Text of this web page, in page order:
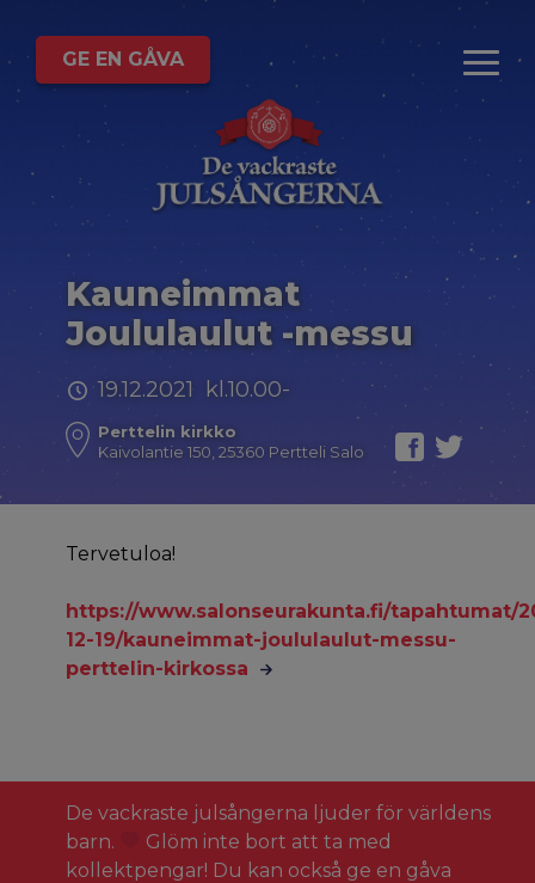
GE EN GÅVA
Kauneimmat
Joululaulut -messu
19.12.2021 kl.10.00-
Perttelin kirkko
Kaivolantie 150, 25360 Pertteli Salo
Tervetuloa!
https://www.salonseurakunta.fi/tapahtumat/
12-19/kauneimmat-joululaulut-messu-
perttelin-kirkossa
De vackraste julsångerna ljuder för världens
barn.
Glöm inte bort att ta med
kollektpengar! Du kan också ge en gåva